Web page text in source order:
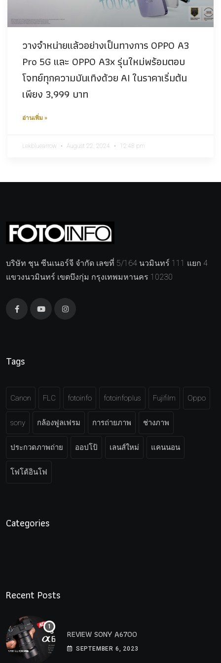
วางจำหน่ายแล้วอย่างเป็นทางการ OPPO A3
Pro 5G และ OPPO A3x รุ่นใหม่พร้อมตอบ
โจทย์ทุกความบันเทิงด้วย AI ในราคาเริ่มต้น
เพียง 3,999 บาท
อ่านเพิ่ม »
Lekbluearrow August 22, 2024 12:48 pm
บริษัท ชุน ซีนเนอร์จี จำกัด เลขที่ 5/164 นวมินทร์ 111 แยก 4
แขวงนวมินทร์ เขตบึงกุ่ม กรุงเทพมหานคร 10230
Tags
Canon FLC fotoinfo fotoinfoplus Fujifilm Oppo
sony กล้องฟูลเฟรม การถ่ายภาพ ช่างภาพ
ประกวดภาพถ่าย ออปโป้ เลนส์ใหม่ แคนนอน
โฟโต้อินโฟ
Categories
Recent Posts
REVIEW SONY A6700
SEPTEMBER 6, 2023